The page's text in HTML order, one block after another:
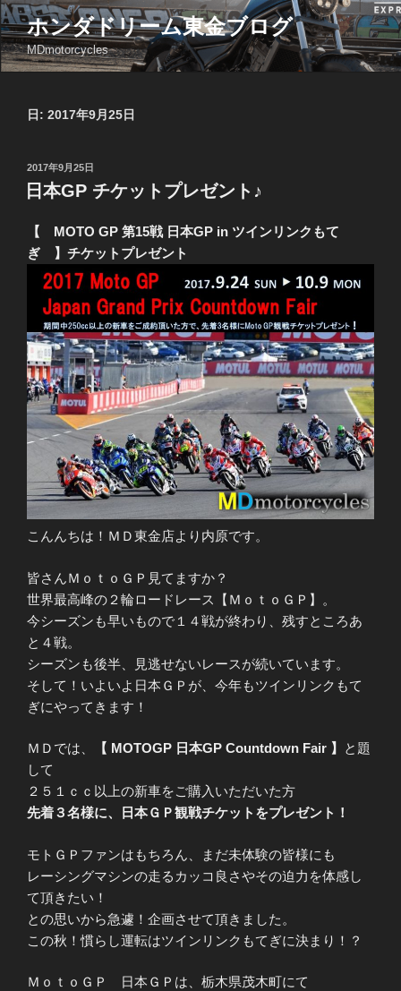
コ
ン
テ
ン
ホンダドリーム東金ブログ
MDmotorcycles
日: 2017年9月25日
投
稿
日:
2017年9月25日
日本GP チケットプレゼント♪
【 MOTO GP 第15戦 日本GP in ツインリンクもて
ぎ 】チケットプレゼント
こんんちは！ＭＤ東金店より内原です。
皆さんＭｏｔｏＧＰ見てますか？
世界最高峰の２輪ロードレース【ＭｏｔｏＧＰ】。
今シーズンも早いもので１４戦が終わり、残すところあ
と４戦。
シーズンも後半、見逃せないレースが続いています。
そして！いよいよ日本ＧＰが、今年もツインリンクもて
ぎにやってきます！
ＭＤでは、 【 MOTOGP 日本GP Countdown Fair 】
と題
して
２５１ｃｃ以上の新車をご購入いただいた方
先着３名様に、日本ＧＰ観戦チケットをプレゼント！
モトＧＰファンはもちろん、まだ未体験の皆様にも
レーシングマシンの走るカッコ良さやその迫力を体感し
て頂きたい！
との思いから急遽！企画させて頂きました。
この秋！慣らし運転はツインリンクもてぎに決まり！？
ＭｏｔｏＧＰ 日本ＧＰは、栃木県茂木町にて